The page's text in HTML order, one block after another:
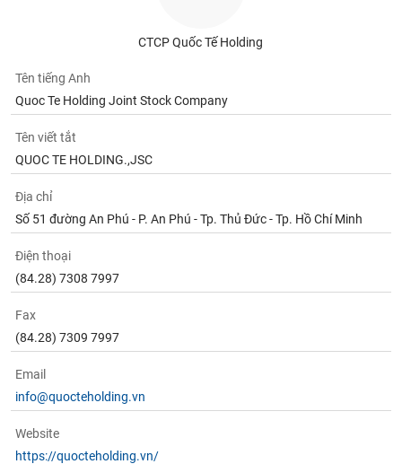
CTCP Quốc Tế Holding
Tên tiếng Anh
Quoc Te Holding Joint Stock Company
Tên viết tắt
QUOC TE HOLDING.,JSC
Địa chỉ
Số 51 đường An Phú - P. An Phú - Tp. Thủ Đức - Tp. Hồ Chí Minh
Điện thoại
(84.28) 7308 7997
Fax
(84.28) 7309 7997
Email
info@quocteholding.vn
Website
https://quocteholding.vn/